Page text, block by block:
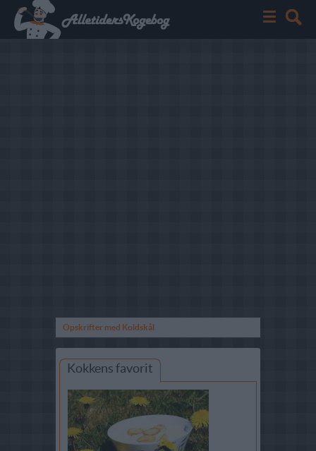
Opskrifter med Koldskål
Kokkens favorit